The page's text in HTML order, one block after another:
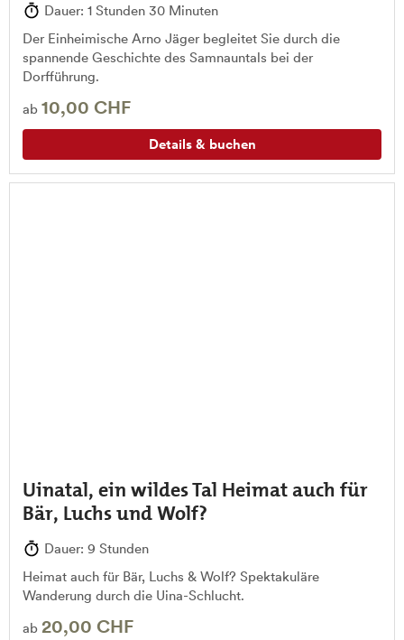
Dauer: 1 Stunden 30 Minuten
Der Einheimische Arno Jäger begleitet Sie durch die
spannende Geschichte des Samnauntals bei der
Dorfführung.
ab 10,00 CHF
Details & buchen
Uinatal, ein wildes Tal Heimat auch für
Bär, Luchs und Wolf?
Dauer: 9 Stunden
Heimat auch für Bär, Luchs & Wolf? Spektakuläre
Wanderung durch die Uina-Schlucht.
ab 20,00 CHF